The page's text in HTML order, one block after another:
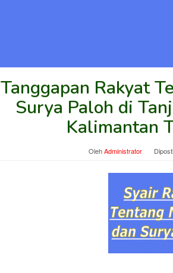
Tanggapan Rakyat
Surya Paloh di
Kalimantan
OlehAdministrator